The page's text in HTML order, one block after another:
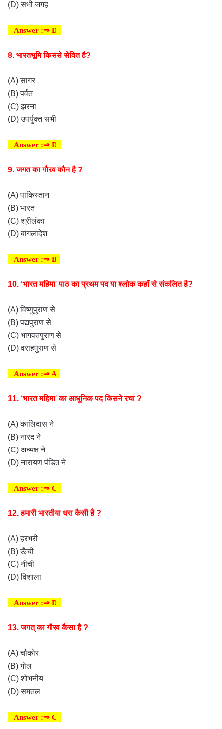
(D) सभी जगह
Answer :⇒ D
8. भारतभूमि किससे सेवित है?
(A) सागर
(B) पर्वत
(C) झरना
(D) उपर्युक्त सभी
Answer :⇒ D
9. जगत का गौरव कौन है ?
(A) पाकिस्तान
(B) भारत
(C) श्रीलंका
(D) बांगलादेश
Answer :⇒ B
10. ‘भारत महिमा’ पाठ का प्रथम पद या श्लोक कहाँ से संकलित है?
(A) विष्णुपुराण से
(B) पद्यपुराण से
(C) भागवतपुराण से
(D) वराहपुराण से
Answer :⇒ A
11. ‘भारत महिमा’ का आधुनिक पद किसने रचा ?
(A) कालिदास ने
(B) नारद ने
(C) अध्यक्ष ने
(D) नारायण पंडित ने
Answer :⇒ C
12. हमारी भारतीया धरा कैसी है ?
(A) हरभरी
(B) ऊँची
(C) नीची
(D) विशाला
Answer :⇒ D
13. जगत् का गौरव कैसा है ?
(A) चौकोर
(B) गोल
(C) शोभनीय
(D) समतल
Answer :⇒ C